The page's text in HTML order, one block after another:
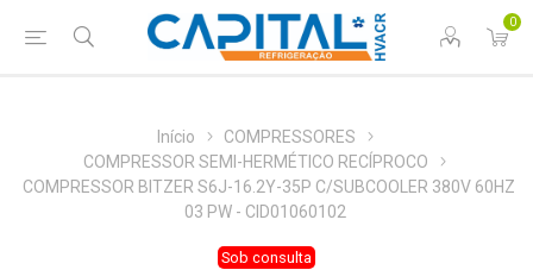
0
Início
COMPRESSORES
COMPRESSOR SEMI-HERMÉTICO RECÍPROCO
COMPRESSOR BITZER S6J-16.2Y-35P C/SUBCOOLER 380V 60HZ
03 PW - CID01060102
Sob consulta